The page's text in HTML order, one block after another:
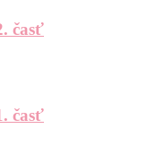
časť
časť